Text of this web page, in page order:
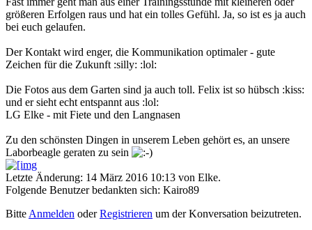
größeren Erfolgen raus und hat ein tolles Gefühl. Ja, so ist es ja auch
bei euch gelaufen.
Der Kontakt wird enger, die Kommunikation optimaler - gute
Zeichen für die Zukunft :silly: :lol:
Die Fotos aus dem Garten sind ja auch toll. Felix ist so hübsch :kiss:
und er sieht echt entspannt aus :lol:
LG Elke - mit Fiete und den Langnasen
Zu den schönsten Dingen in unserem Leben gehört es, an unsere
Laborbeagle geraten zu sein
Letzte Änderung: 14 März 2016 10:13 von Elke.
Folgende Benutzer bedankten sich: Kairo89
Bitte Anmelden oderRegistrieren um der Konversation beizutreten.